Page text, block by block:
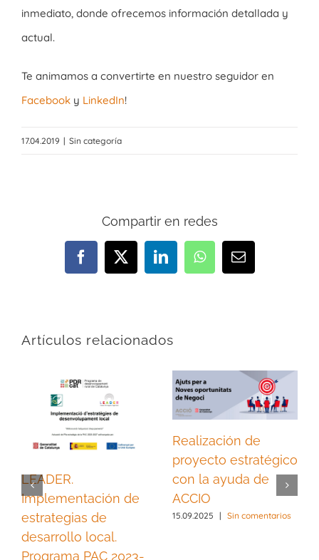
inmediato, donde ofrecemos información detallada y
actual.
Te animamos a convertirte en nuestro seguidor en
Facebook y LinkedIn!
17.04.2019 | Sin categoría
Compartir en redes
Facebook
X LinkedInWhatsAppCorreo
electrónico
Artículos relacionados
LEADER.
Implementación de
estrategias de
desarrollo local.
Programa PAC 2023-
Realización de
proyecto estratégico
con la ayuda de
ACCIO
15.09.2025 | Sin comentarios